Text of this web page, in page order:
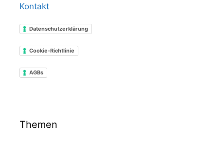
Kontakt
Datenschutzerklärung
Cookie-Richtlinie
AGBs
Themen